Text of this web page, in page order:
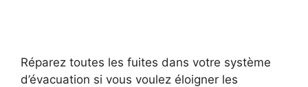
Réparez toutes les fuites dans votre système
d’évacuation si vous voulez éloigner les